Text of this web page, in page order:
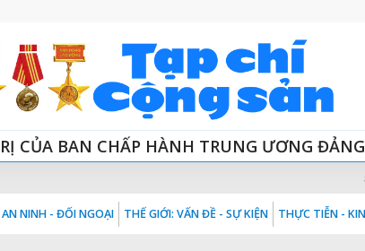
CỦA BAN CHẤP HÀNH TRUNG ƯƠNG
NINH - ĐỐI NGOẠI THẾ GIỚI: VẤN ĐỀ - SỰ KIỆN THỰC TIỄN -